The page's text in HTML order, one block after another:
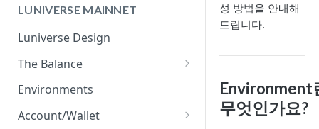
Callback Security
LUNIVERSE MAINNET
Luniverse Design
The Balance
The Balance Governance
The Balance for Business
Environments
Account/Wallet
성 방법을 안내해
드립니다.
Environment
무엇인가요?